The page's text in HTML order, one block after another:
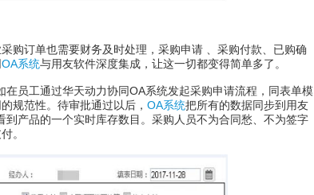
订单也需要财务及时处理，采购申请 、采购付款、已购确
OA系统与用友软件深度集成，让这一切都变得简单多了。
员工通过华天动力协同OA系统发起采购申请流程，同表单模
规范性。待审批通过以后， OA系统把所有的数据同步到用友
到产品的一个实时库存数目。采购人员不为合同愁、不为签字
。